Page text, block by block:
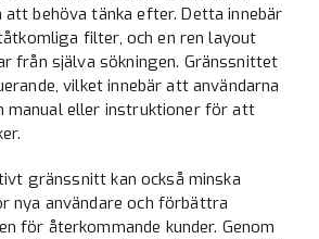
behöva tänka efter. Detta innebär
filter, och en ren layout
från själva sökningen. Gränssnittet
vilket innebär att användarna
manual eller instruktioner för att
gränssnitt kan också minska
nya användare och förbättra
för återkommande kunder. Genom